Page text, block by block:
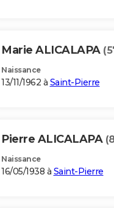
Marie ALICALAPA
Naissance
13/11/1962 à Saint-Pierre
Pierre ALICALAPA
Naissance
16/05/1938 à Saint-Pierre